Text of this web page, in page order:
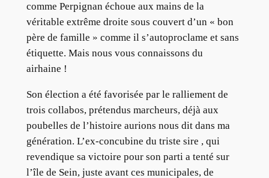
comme Perpignan échoue aux mains de la
véritable extrême droite sous couvert d’un « bon
père de famille » comme il s’autoproclame et sans
étiquette. Mais nous vous connaissons du
airhaine !
Son élection a été favorisée par le ralliement de
trois collabos, prétendus marcheurs, déjà aux
poubelles de l’histoire aurions nous dit dans ma
génération. L’ex-concubine du triste sire , qui
revendique sa victoire pour son parti a tenté sur
l’île de Sein, juste avant ces municipales, de